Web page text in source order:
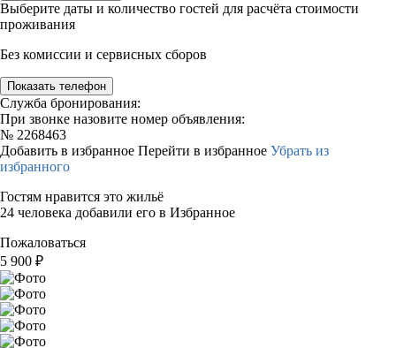
Выберите даты и количество гостей для расчёта стоимости
проживания
Без комиссии и сервисных сборов
Показать телефон
Служба бронирования:
При звонке назовите номер объявления:
№ 2268463
Добавить в избранное Перейти в избранное Убрать из
избранного
Гостям нравится это жильё
24 человека добавили его в Избранное
Пожаловаться
5 900 ₽